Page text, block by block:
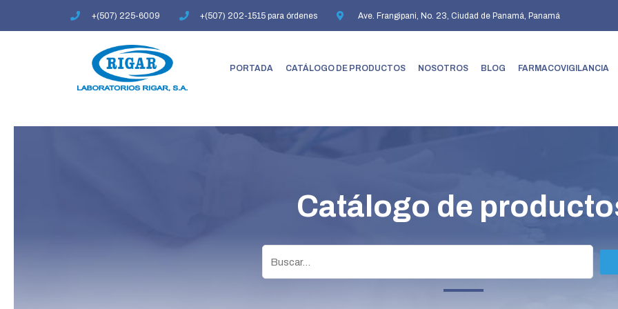
+(507) 225-6009 +(507) 202-1515 para órdenes Ave. Frangipani, No. 23, Ciudad de Panamá, Panamá
PORTADA CATÁLOGO DE PRODUCTOS NOSOTROS BLOG FARMACOVIGILANCIA
Catálogo de